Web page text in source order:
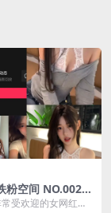
粉空间 NO.002期
新至：2024..10.
受欢迎的女网红，